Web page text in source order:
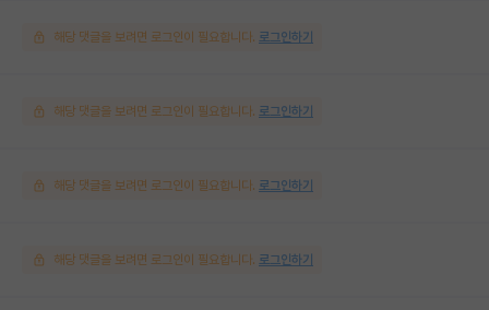
해당 댓글을 보려면 로그인이 필요합니다. 로그인하기
해당 댓글을 보려면 로그인이 필요합니다. 로그인하기
해당 댓글을 보려면 로그인이 필요합니다. 로그인하기
해당 댓글을 보려면 로그인이 필요합니다. 로그인하기